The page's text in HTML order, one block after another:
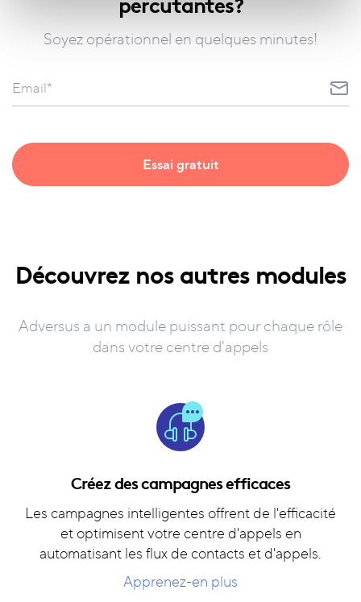
Soyez opérationnel en quelques minutes!
Découvrez nos autres modules
Adversus a un module puissant pour chaque rôle
dans votre centre d'appels
Créez des campagnes efficaces
Les campagnes intelligentes offrent de l'efficacité
et optimisent votre centre d'appels en
automatisant les flux de contacts et d'appels.
Apprenez-en plus